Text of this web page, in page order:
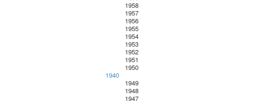
1958
1957
1956
1955
1954
1953
1952
1951
1950
1940
1949
1948
1947